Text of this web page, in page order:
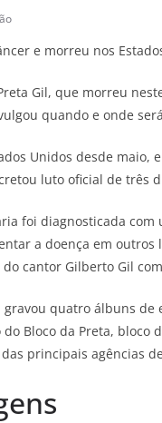
e morreu nos
Gil, que morreu
quando e onde
Unidos desde
luto oficial de três
foi diagnosticada
a doença em
do cantor Gilberto Gil
quatro álbuns de
Bloco da Preta, bloco
principais agências de